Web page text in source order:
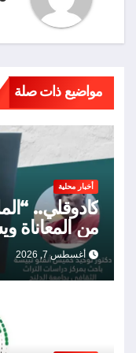
مواضيع ذات صلة
أخبار محلية
كادوقلي..
من المعاناة
أغسطس 7, 2026